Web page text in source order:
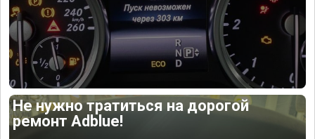
Не нужно тратиться на дорогой
ремонт Adblue!